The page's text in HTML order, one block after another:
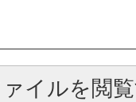
イルを閲